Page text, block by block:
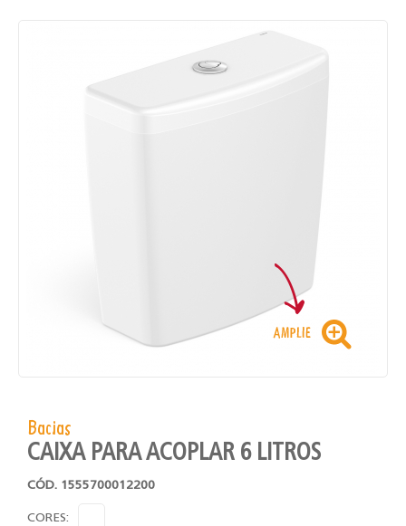
Bacias
CAIXA PARA ACOPLAR 6 LITROS
CÓD. 1555700012200
CORES: